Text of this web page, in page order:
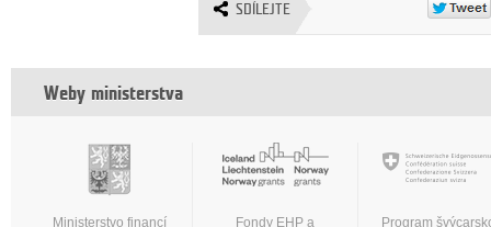
SDÍLEJTE
Weby ministerstva
Ministerstvo financí
Fondy EHP a
Program